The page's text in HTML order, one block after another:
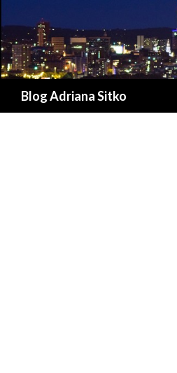
Blog Adriana Sitko